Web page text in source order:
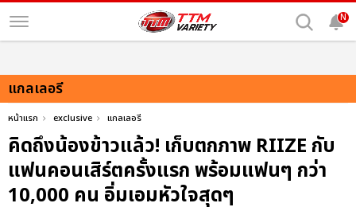
N
แกลเลอรี
หน้าแรก exclusive แกลเลอรี
คิดถึงน้องข้าวแล้ว! เก็บตกภาพ RIIZE กับ
แฟนคอนเสิร์ตครั้งแรก พร้อมแฟนๆ กว่า
10,000 คน อิ่มเอมหัวใจสุดๆ